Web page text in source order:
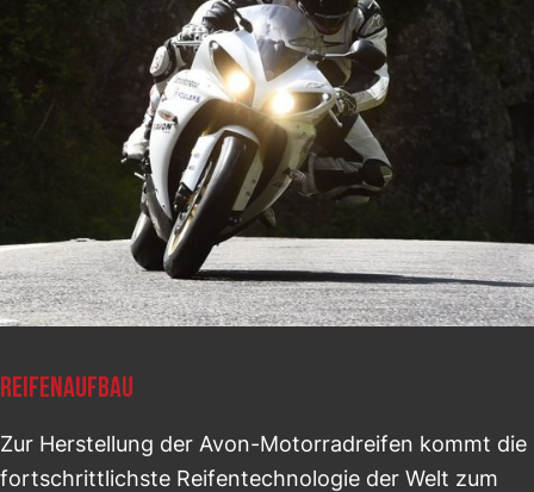
REIFENAUFBAU
Zur Herstellung der Avon-Motorradreifen kommt die
fortschrittlichste Reifentechnologie der Welt zum